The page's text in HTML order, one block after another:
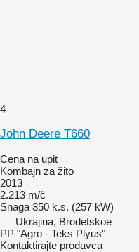
4
John Deere T660
Cena na upit
Kombajn za žito
2013
2.213 m/č
Snaga 350 k.s. (257 kW)
Ukrajina, Brodetskoe
PP "Agro - Teks Plyus"
Kontaktirajte prodavca